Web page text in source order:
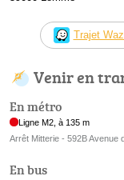
Trajet
Venir en
En métro
Ligne M2, à 135 m
Arrêt Mitterie - 592B Avenue
En bus